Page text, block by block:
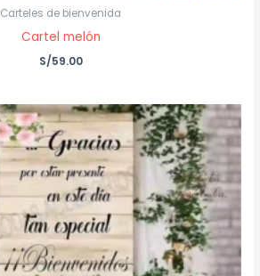
Carteles de bienvenida
Cartel melón
S/59.00